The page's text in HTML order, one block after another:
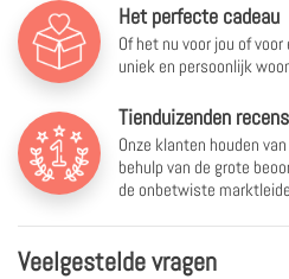
Het perfecte cadeau
Of het nu voor jou of
uniek en persoonlijk
Tienduizenden
Onze klanten houden
behulp van de grote
de onbetwiste
Veelgestelde vragen